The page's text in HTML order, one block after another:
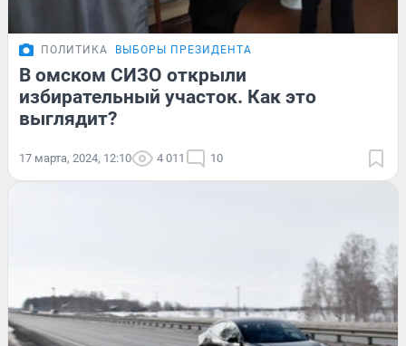
ПОЛИТИКА ВЫБОРЫ ПРЕЗИДЕНТА
В омском СИЗО открыли
избирательный участок. Как это
выглядит?
17 марта, 2024, 12:10 4 011 10